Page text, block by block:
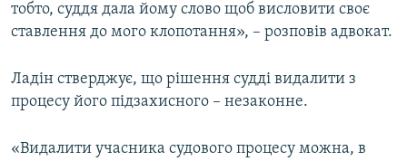
тобто, суддя дала йому слово щоб висловити своє
ставлення до мого клопотання», – розповів адвокат.
Ладін стверджує, що рішення судді видалити з
процесу його підзахисного – незаконне.
«Видалити учасника судового процесу можна, в